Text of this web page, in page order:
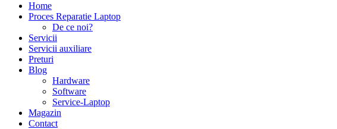
Home
Proces Reparatie Laptop
De ce noi?
Servicii
Servicii auxiliare
Preturi
Blog
Hardware
Software
Service-Laptop
Magazin
Contact